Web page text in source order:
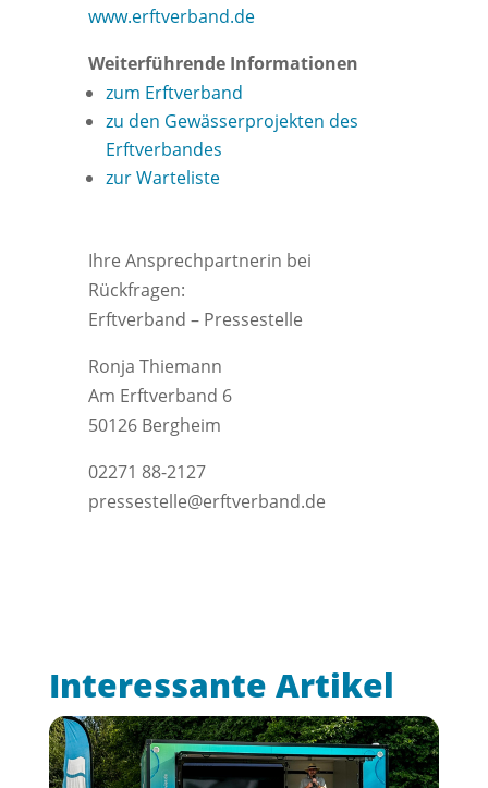
www.erftverband.de
Weiterführende Informationen
zum Erftverband
zu den Gewässerprojekten des
Erftverbandes
zur Warteliste
Ihre Ansprechpartnerin bei
Rückfragen:
Erftverband – Pressestelle
Ronja Thiemann
Am Erftverband 6
50126 Bergheim
02271 88-2127
pressestelle@erftverband.de
Interessante Artikel